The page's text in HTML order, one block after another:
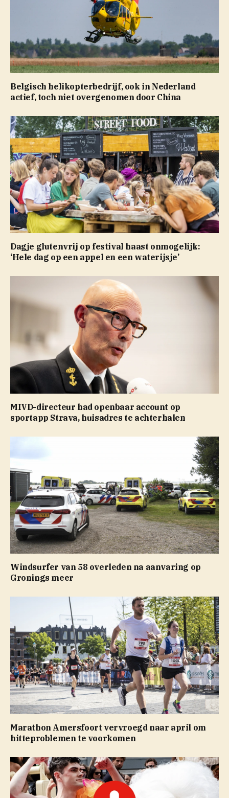
Belgisch helikopterbedrijf, ook in Nederland
actief, toch niet overgenomen door China
Dagje glutenvrij op festival haast onmogelijk:
‘Hele dag op een appel en een waterijsje’
MIVD-directeur had openbaar account op
sportapp Strava, huisadres te achterhalen
Windsurfer van 58 overleden na aanvaring op
Gronings meer
Marathon Amersfoort vervroegd naar april om
hitteproblemen te voorkomen